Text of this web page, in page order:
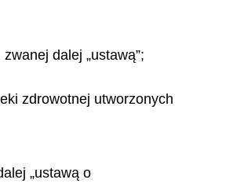
dalej „ustawą”;
zdrowotnej utworzonych
„ustawą o